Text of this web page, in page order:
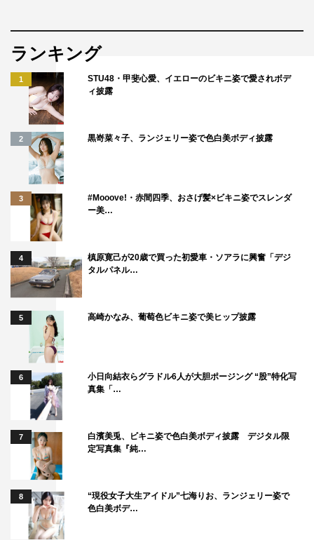
たいんですよ。あんこだけじゃなくて、全体的な甘さバラ
ンスがほしい！」と熱弁をふるうと、三浦から「長い！僕
はあんこがたっぷり入ったのが好き」と一蹴された。
さらに「人生で悩んだ時や辛い時に背中を押してくれた
人や言葉」を聞かれた山﨑は、友人を挙げ「仕事で悩んで
いる時に、『仕事だけに集中しちゃってるのよくない。
（悩んでいるのは）人生のうちの一個の出来事でしかない
から』と言われて、軽く考えるのもありだなと思い、気が
すごく楽になりました。…そんないい話です！」と。
本作の撮影中に背中を押されたことがあるという鈴木は
「撮影が終わって、みんなでご飯食べた後に、賢人ともう
1軒行こうとしたら、『ほら』って声が聞こえて。光石さ
中を押してくれました！」と明かすと、会場から拍手が沸
き起こった。
またもや顔を赤くした光石が「一万円かよって話ですよ
ね」とコメントすると、鈴木は「こういう先輩にならなき
ゃいけないなと思いました。あの御恩は忘れられませ
ん！」と感謝した。
イベントの終盤で、原作者の宮下奈都から手紙が。「主
演の山﨑賢人さんには、美しい容姿ゆえに役作りの上で不
自由なこともあったのではないかと思っていましたが、映
画を見てビックリしました。才能に迷う、不器用な新人調
ランキング
1
STU48・甲斐心愛、イエローのビキニ姿で愛されボデ
ィ披露
2 黒嵜菜々子、ランジェリー姿で色白美ボディ披露
3
#Mooove!・赤間四季、おさげ髪×ビキニ姿でスレンダ
ー美…
4
槙原寛己が20歳で買った初愛車・ソアラに興奮「デジ
タルパネル…
5 高崎かなみ、葡萄色ビキニ姿で美ヒップ披露
6
小日向結衣らグラドル6人が大胆ポージング “股”特化写
真集「…
7
白濱美兎、ビキニ姿で色白美ボディ披露 デジタル限
定写真集『純…
8
“現役女子大生アイドル”七海りお、ランジェリー姿で
色白美ボデ…